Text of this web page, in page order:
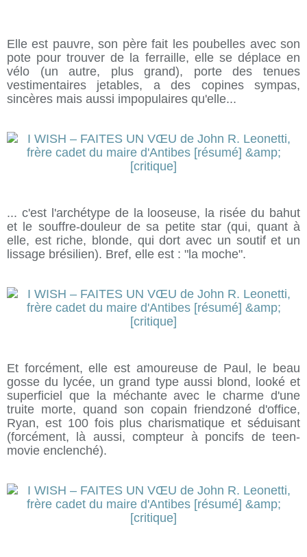
Elle est pauvre, son père fait les poubelles avec son
pote pour trouver de la ferraille, elle se déplace en
vélo (un autre, plus grand), porte des tenues
vestimentaires jetables, a des copines sympas,
sincères mais aussi impopulaires qu'elle...
... c'est l'archétype de la looseuse, la risée du bahut
et le souffre-douleur de sa petite star (qui, quant à
elle, est riche, blonde, qui dort avec un soutif et un
lissage brésilien). Bref, elle est : "la moche".
Et forcément, elle est amoureuse de Paul, le beau
gosse du lycée, un grand type aussi blond, looké et
superficiel que la méchante avec le charme d'une
truite morte, quand son copain friendzoné d'office,
Ryan, est 100 fois plus charismatique et séduisant
(forcément, là aussi, compteur à poncifs de teen-
movie enclenché).